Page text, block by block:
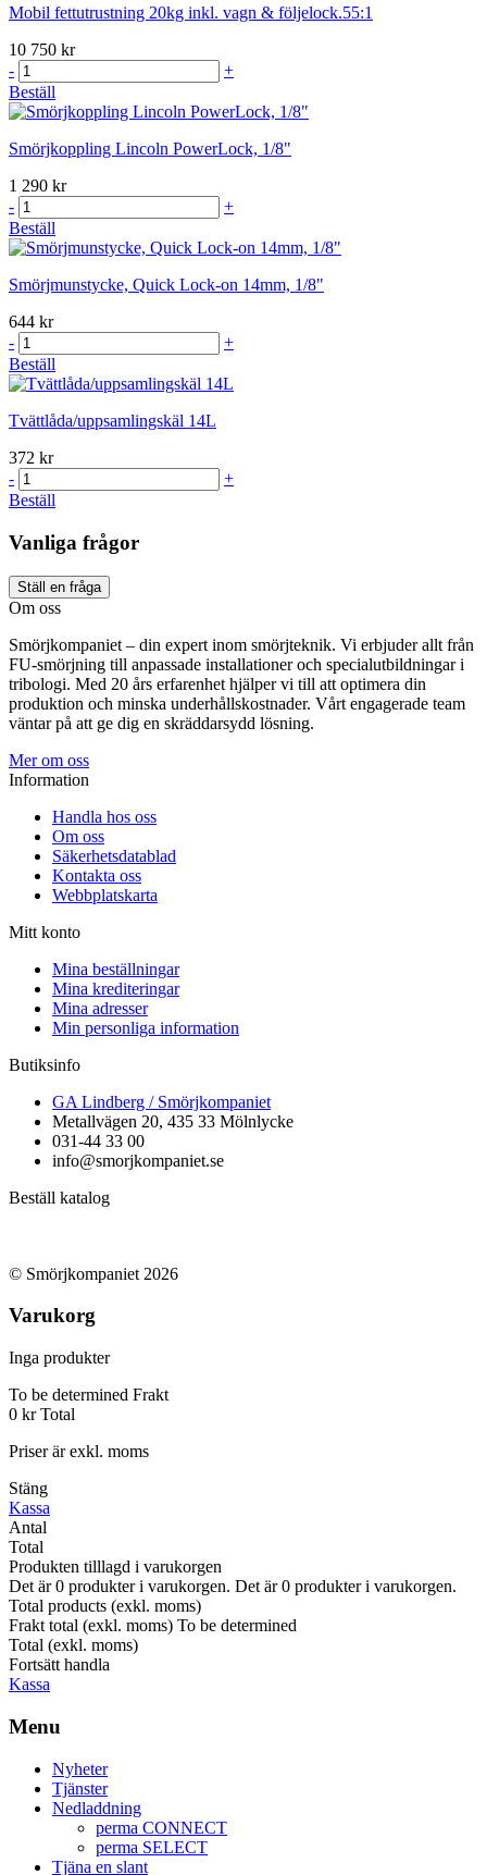
Mobil fettutrustning 20kg inkl. vagn & följelock.55:1
10 750 kr
-
+
Beställ
Smörjkoppling Lincoln PowerLock, 1/8"
1 290 kr
-
+
Beställ
Smörjmunstycke, Quick Lock-on 14mm, 1/8"
644 kr
-
+
Beställ
Tvättlåda/uppsamlingskäl 14L
372 kr
-
+
Beställ
Vanliga frågor
Ställ en fråga
Om oss
Smörjkompaniet – din expert inom smörjteknik. Vi erbjuder allt från
FU-smörjning till anpassade installationer och specialutbildningar i
tribologi. Med 20 års erfarenhet hjälper vi till att optimera din
produktion och minska underhållskostnader. Vårt engagerade team
väntar på att ge dig en skräddarsydd lösning.
Mer om oss
Information
Handla hos oss
Om oss
Säkerhetsdatablad
Kontakta oss
Webbplatskarta
Mitt konto
Mina beställningar
Mina krediteringar
Mina adresser
Min personliga information
Butiksinfo
GA Lindberg / Smörjkompaniet
Metallvägen 20, 435 33 Mölnlycke
031-44 33 00
info@smorjkompaniet.se
Beställ katalog
© Smörjkompaniet 2026
Varukorg
Inga produkter
To be determined Frakt
0 kr Total
Priser är exkl. moms
Stäng
Kassa
Antal
Total
Produkten tilllagd i varukorgen
Det är0 produkter i varukorgen. Det är0 produkter i varukorgen.
Total products (exkl. moms)
Frakt total (exkl. moms) To be determined
Total (exkl. moms)
Fortsätt handla
Kassa
Menu
Nyheter
Tjänster
Nedladdning
perma CONNECT
perma SELECT
Tjäna en slant